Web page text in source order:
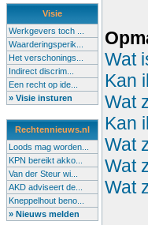
Visie
Werkgevers toch ...
Waarderingsperik...
Het verschonings...
Indirect discrim...
Een recht op ide...
» Visie insturen
Rechtennieuws.nl
Loods mag worden...
KPN bereikt akko...
Van der Steur wi...
AKD adviseert de...
Kneppelhout beno...
» Nieuws melden
Wat
Kan
Wat
Kan
Wat
Wat
Wat